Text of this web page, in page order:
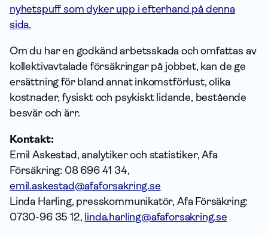
nyhetspuff som dyker upp i efterhand på denna
sida.
Om du har en godkänd arbetsskada och omfattas av
kollektivavtalade försäkringar på jobbet, kan de ge
ersättning för bland annat inkomstförlust, olika
kostnader, fysiskt och psykiskt lidande, bestående
besvär och ärr.
Kontakt:
Emil Askestad, analytiker och statistiker, Afa
Försäkring: 08 696 41 34,
emil.askestad@afaforsakring.se
Linda Harling, presskommunikatör, Afa Försäkring:
0730-96 35 12, linda.harling@afaforsakring.se